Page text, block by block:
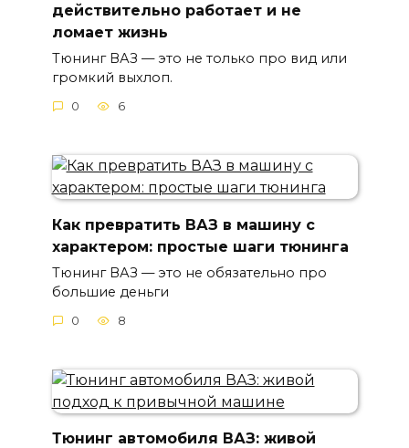
действительно работает и не
ломает жизнь
Тюнинг ВАЗ — это не только про вид или
громкий выхлоп.
0 6
Как превратить ВАЗ в машину с
характером: простые шаги тюнинга
Тюнинг ВАЗ — это не обязательно про
большие деньги
0 8
Тюнинг автомобиля ВАЗ: живой